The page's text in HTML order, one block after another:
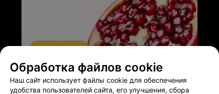
ЭФФЕКТИВНАЯ РЕКЛАМА НА САЙТЕ
Обработка файлов cookie
Наш сайт использует файлы cookie для обеспечения
удобства пользователей сайта, его улучшения, сбора